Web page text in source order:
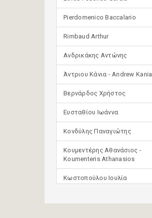
Pierdomenico Baccalario
Rimbaud Arthur
Ανδρικάκης Αντώνης
Άντριου Κάνια - Andrew Kania
Βερνάρδος Χρήστος
Ευσταθίου Ιωάννα
Κονδύλης Παναγιώτης
Κουμεντέρης Αθανάσιος -
Koumenteris Athanasios
Κωστοπούλου Ιουλία
(μετάφραση)